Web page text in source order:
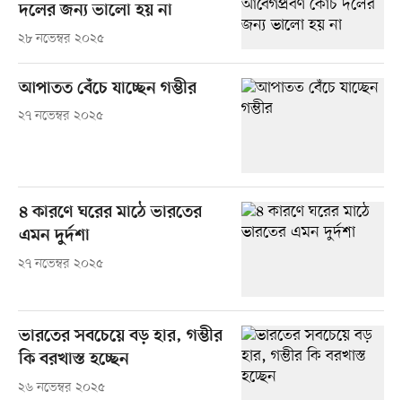
দলের জন্য ভালো হয় না
২৮ নভেম্বর ২০২৫
আপাতত বেঁচে যাচ্ছেন গম্ভীর
২৭ নভেম্বর ২০২৫
৪ কারণে ঘরের মাঠে ভারতের
এমন দুর্দশা
২৭ নভেম্বর ২০২৫
ভারতের সবচেয়ে বড় হার, গম্ভীর
কি বরখাস্ত হচ্ছেন
২৬ নভেম্বর ২০২৫